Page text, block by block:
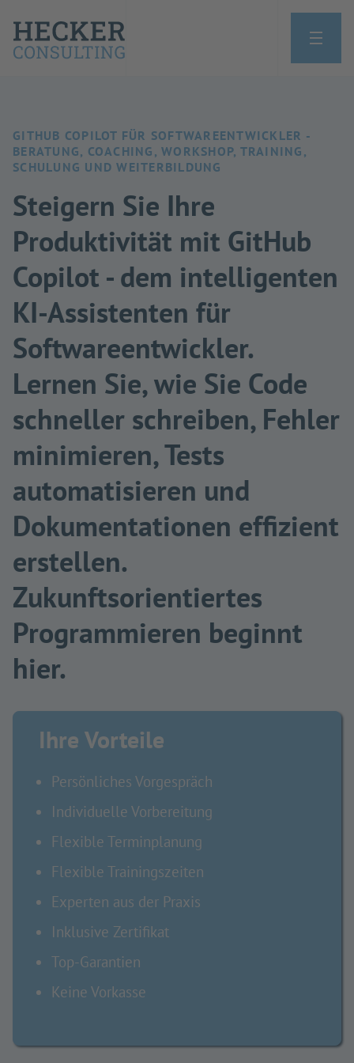
GITHUB COPILOT FÜR SOFTWAREENTWICKLER -
BERATUNG, COACHING, WORKSHOP, TRAINING,
SCHULUNG UND WEITERBILDUNG
Steigern Sie Ihre
Produktivität mit GitHub
Copilot - dem intelligenten
KI-Assistenten für
Softwareentwickler.
Lernen Sie, wie Sie Code
schneller schreiben, Fehler
minimieren, Tests
automatisieren und
Dokumentationen effizient
erstellen.
Zukunftsorientiertes
Programmieren beginnt
hier.
Ihre Vorteile
Persönliches Vorgespräch
Individuelle Vorbereitung
Flexible Terminplanung
Flexible Trainingszeiten
Experten aus der Praxis
Inklusive Zertifikat
Top-Garantien
Keine Vorkasse